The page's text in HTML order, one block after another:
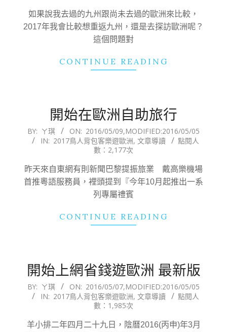
如果說我去過的九州跟尚未去過的歐洲來比較，
2017年我會比較想重返九州，還是去探訪歐洲呢？
這個問題對
CONTINUE READING
開始在歐洲自助旅行
2016-
05-
BY: ㄚ琪 ON: 2016/05/09,MODIFIED:2016/05/05
IN: 2017鳥人背包客樂遊歐洲, 文章導讀
點閱人
數：2,177次
昨天來自東網有則新聞巴黎提振旅業 戴高樂機場
首推粵語服務員，裡頭提到『今年10月起推出一系
列專屬禮賓
CONTINUE READING
開始上網省錢遊歐洲 最新版
2016-
05-
BY: ㄚ琪 ON: 2016/05/07,MODIFIED:2016/05/05
IN: 2017鳥人背包客樂遊歐洲, 文章導讀
點閱人
數：1,985次
羊小排二年四月二十九日，陰曆2016(丙申)年3月